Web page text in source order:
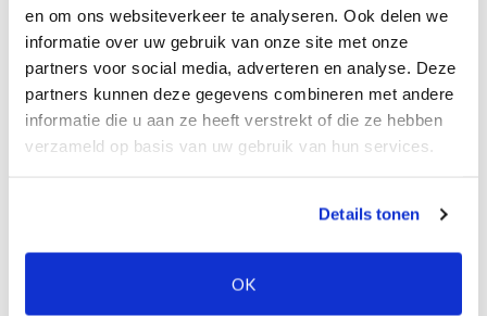
en om ons websiteverkeer te analyseren. Ook delen we
informatie over uw gebruik van onze site met onze
partners voor social media, adverteren en analyse. Deze
partners kunnen deze gegevens combineren met andere
informatie die u aan ze heeft verstrekt of die ze hebben
verzameld op basis van uw gebruik van hun services.
Details tonen
OK